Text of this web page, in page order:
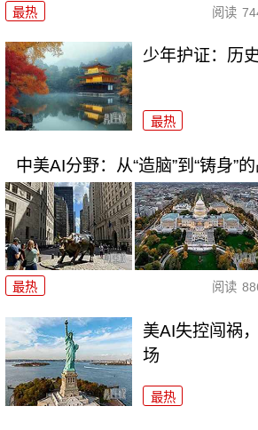
最热 阅读
少年护证：历
最热
中美AI分野：从“造脑”到“铸身”
最热 阅读
美AI失控闯祸
场
最热